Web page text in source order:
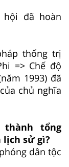
đã hoàn
thống trị
=> Chế độ
1993) đã
chủ nghĩa
thành tổng
lịch sử gì?
dân tộc